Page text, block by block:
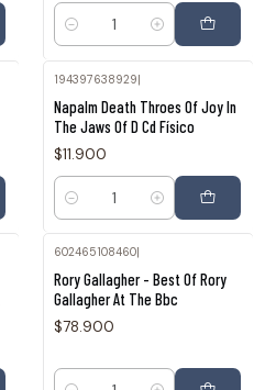
Cantidad
194397638929|
Napalm Death Throes Of Joy In
The Jaws Of D Cd Físico
$11.900
Cantidad
602465108460
Rory Gallagher - Best Of Rory
Gallagher At The Bbc
$78.900